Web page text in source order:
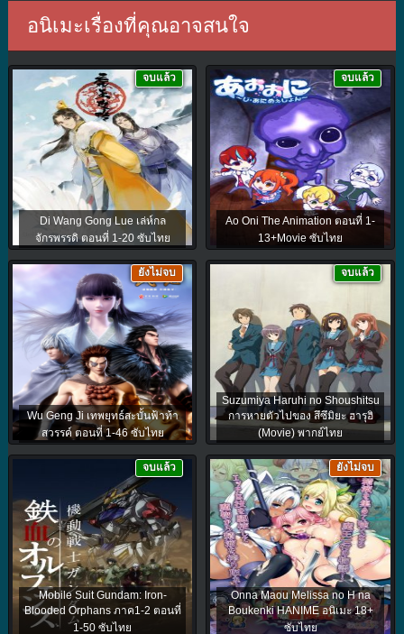
อนิเมะเรื่องที่คุณอาจสนใจ
Di Wang Gong Lue เล่ห์กล
จักรพรรดิ ตอนที่ 1-20 ซับไทย
จบแล้ว
Ao Oni The Animation ตอนที่ 1-
13+Movie ซับไทย
จบแล้ว
Wu Geng Ji เทพยุทธ์สะบั้นฟ้าท้า
สวรรค์ ตอนที่ 1-46 ซับไทย
ยังไม่จบ
Suzumiya Haruhi no Shoushitsu
การหายตัวไปของ สึซึมิยะ ฮารุฮิ
(Movie) พากย์ไทย
จบแล้ว
Mobile Suit Gundam: Iron-
Blooded Orphans ภาค1-2 ตอนที่
1-50 ซับไทย
จบแล้ว
Onna Maou Melissa no H na
Boukenki HANIME อนิเมะ 18+
ซับไทย
ยังไม่จบ